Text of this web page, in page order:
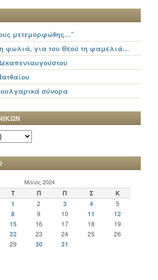
μετεμορφώθης…”
φωλιά, για του Θεού τη φαμελιά…
σύνορα
Μάιος 2024
Τ Π Π Σ
Κ
1
2 3 4 5
8 9 10 11 12
15 16 17 18 19
22 23 24 25 26
29 30
31